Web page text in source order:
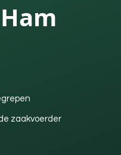
zaakvoerder